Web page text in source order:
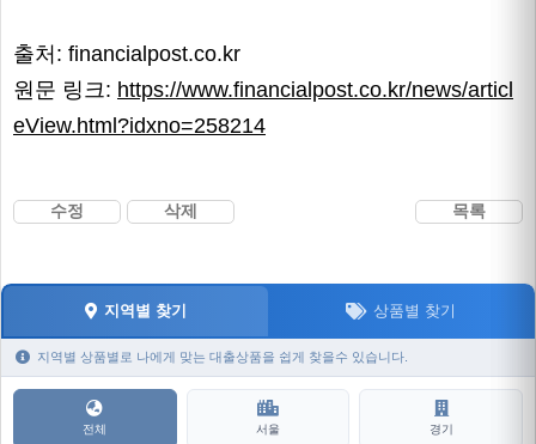
출처: financialpost.co.kr
원문 링크: https://www.financialpost.co.kr/news/articl
eView.html?idxno=258214
수정 삭제 목록
지역별 찾기 상품별 찾기
지역별 상품별로 나에게 맞는 대출상품을 쉽게 찾을수 있습니다.
전체 서울 경기